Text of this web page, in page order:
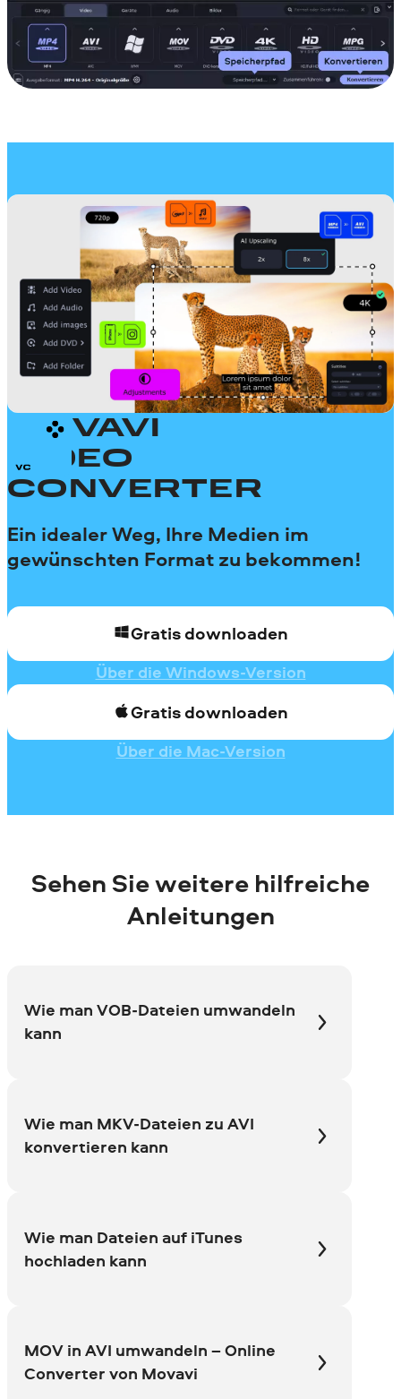
MOVAVI
VIDEO
CONVERTER
Ein idealer Weg, Ihre Medien im
gewünschten Format zu bekommen!
Gratis downloaden
Über die Windows-Version
Gratis downloaden
Über die Mac-Version
Sehen Sie weitere hilfreiche
Anleitungen
Wie man VOB-Dateien umwandeln
kann
Wie man MKV-Dateien zu AVI
konvertieren kann
Wie man Dateien auf iTunes
hochladen kann
MOV in AVI umwandeln – Online
Converter von Movavi